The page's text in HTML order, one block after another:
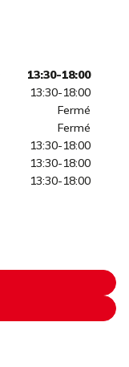
13:30-18:00
13:30-18:00
Fermé
Fermé
13:30-18:00
13:30-18:00
13:30-18:00